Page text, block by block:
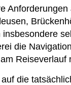
die
Reiseverlauf
die